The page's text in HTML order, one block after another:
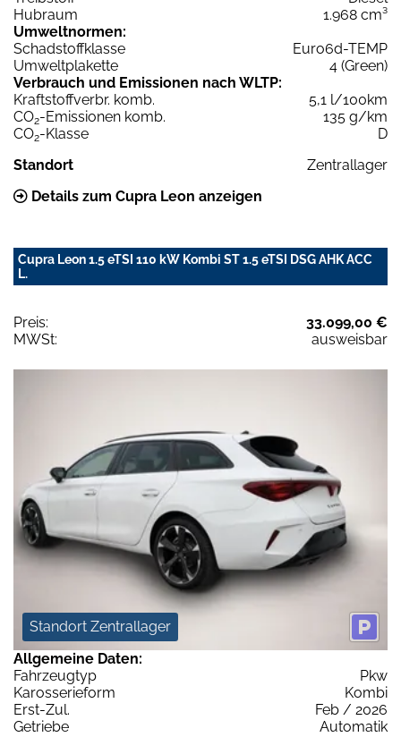
Hubraum
1.968 cm³
Umweltnormen:
Schadstoffklasse
Euro6d-TEMP
Umweltplakette
4 (Green)
Verbrauch und Emissionen nach WLTP:
Kraftstoffverbr. komb.
5,1 l/100km
CO2-Emissionen komb.
135 g/km
CO2-Klasse
D
Standort
Zentrallager
Details zum Cupra Leon anzeigen
Cupra Leon 1.5 eTSI 110 kW Kombi ST 1.5 eTSI DSG AHK ACC
L.
Preis:
33.099,00 €
MWSt:
ausweisbar
Standort Zentrallager
Allgemeine Daten:
Fahrzeugtyp
Pkw
Karosserieform
Kombi
Erst-Zul.
Feb / 2026
Getriebe
Automatik